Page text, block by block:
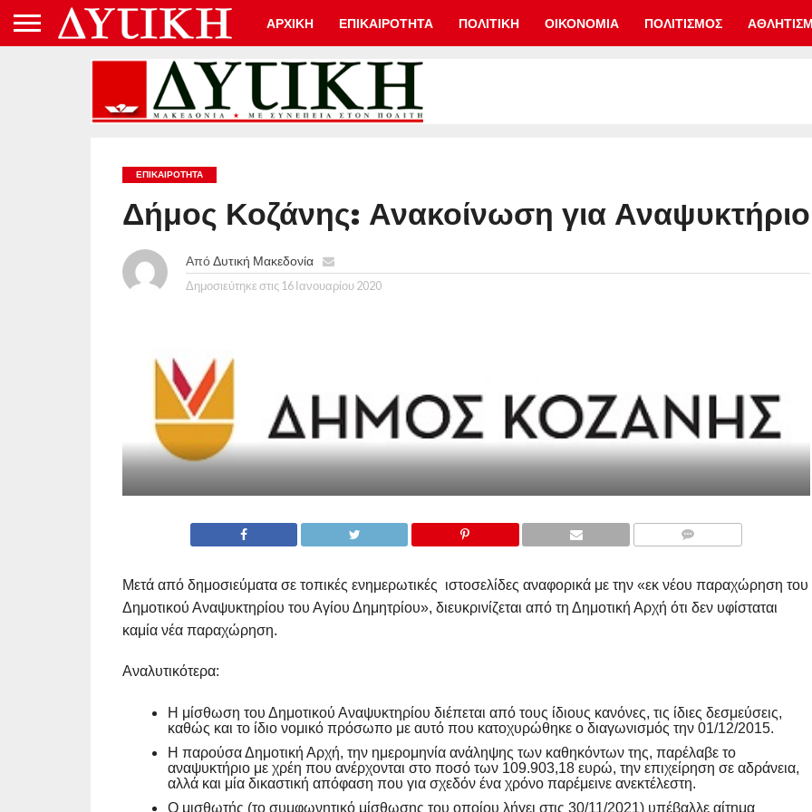
ΑΡΧΙΚΗ ΕΠΙΚΑΙΡΟΤΗΤΑ ΠΟΛΙΤΙΚΗ ΟΙΚΟΝΟΜΙΑ ΠΟΛΙΤΙΣΜΟΣ
ΕΠΙΚΑΙΡΟΤΗΤΑ
Δήμος Κοζάνης: Ανακοίνωση για Αναψυκτήριο
ΑπόΔυτική Μακεδονία
Δημοσιεύτηκε στις 16 Ιανουαρίου 2020
Μετά από δημοσιεύματα σε τοπικές ενημερωτικές ιστοσελίδες αναφορικά με την «εκ νέου παραχώρηση του
Δημοτικού Αναψυκτηρίου του Αγίου Δημητρίου», διευκρινίζεται από τη Δημοτική Αρχή ότι δεν υφίσταται
καμία νέα παραχώρηση.
Αναλυτικότερα:
Η μίσθωση του Δημοτικού Αναψυκτηρίου διέπεται από τους ίδιους κανόνες, τις ίδιες δεσμεύσεις,
καθώς και το ίδιο νομικό πρόσωπο με αυτό που κατοχυρώθηκε ο διαγωνισμός την 01/12/2015.
Η παρούσα Δημοτική Αρχή, την ημερομηνία ανάληψης των καθηκόντων της, παρέλαβε το
αναψυκτήριο με χρέη που ανέρχονται στο ποσό των 109.903,18 ευρώ, την επιχείρηση σε αδράνεια,
αλλά και μία δικαστική απόφαση που για σχεδόν ένα χρόνο παρέμεινε ανεκτέλεστη.
Ο μισθωτής (το συμφωνητικό μίσθωσης του οποίου λήγει στις 30/11/2021) υπέβαλλε αίτημα